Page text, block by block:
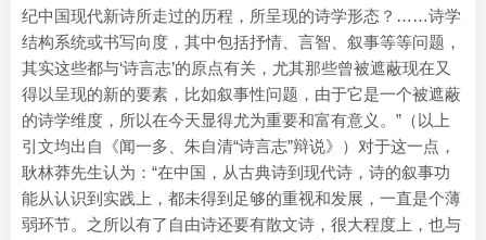
纪中国现代新诗所走过的历程，所呈现的诗学形态？……诗学
结构系统或书写向度，其中包括抒情、言智、叙事等等问题，
其实这些都与‘诗言志’的原点有关，尤其那些曾被遮蔽现在又
得以呈现的新的要素，比如叙事性问题，由于它是一个被遮蔽
的诗学维度，所以在今天显得尤为重要和富有意义。”（以上
引文均出自《闻一多、朱自清“诗言志”辩说》）对于这一点，
耿林莽先生认为：“在中国，从古典诗到现代诗，诗的叙事功
能从认识到实践上，都未得到足够的重视和发展，一直是个薄
弱环节。之所以有了自由诗还要有散文诗，很大程度上，也与